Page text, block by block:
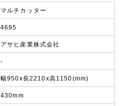
マルチカッター
4695
アサヒ産業株式会社
-
幅950x長2210x高1150(mm)
430mm